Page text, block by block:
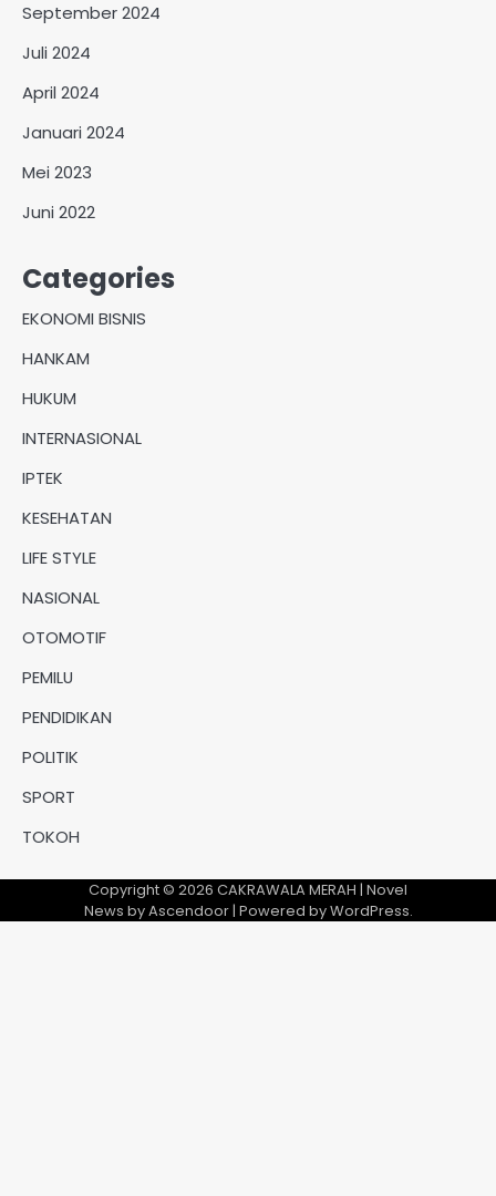
September 2024
Juli 2024
April 2024
Januari 2024
Mei 2023
Juni 2022
Categories
EKONOMI BISNIS
HANKAM
HUKUM
INTERNASIONAL
IPTEK
KESEHATAN
LIFE STYLE
NASIONAL
OTOMOTIF
PEMILU
PENDIDIKAN
POLITIK
SPORT
TOKOH
Copyright © 2026 CAKRAWALA MERAH | Novel
News byAscendoor| Powered byWordPress.